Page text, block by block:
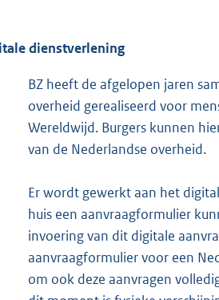
dienstverlening
BZ heeft de afgelopen jaren
overheid gerealiseerd voor
Wereldwijd. Burgers kunnen
van de Nederlandse overheid.
Er wordt gewerkt aan het
huis een aanvraagformulier
invoering van dit digitale
aanvraagformulier voor een
om ook deze aanvragen